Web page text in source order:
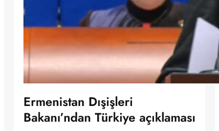
Ermenistan Dışişleri
Bakanı’ndan Türkiye açıklaması